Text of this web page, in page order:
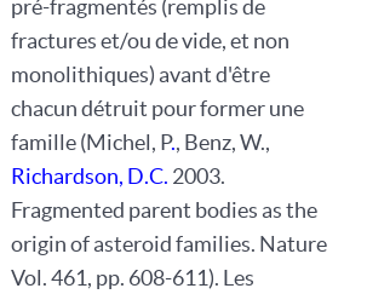
pré-fragmentés (remplis de
fractures et/ou de vide, et non
monolithiques) avant d'être
chacun détruit pour former une
famille (Michel, P., Benz, W.,
Richardson, D.C. 2003.
Fragmented parent bodies as the
origin of asteroid families. Nature
Vol. 461, pp. 608-611). Les